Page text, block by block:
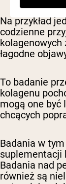
Na przykład
codzienne
kolagenowych
łagodne
To badanie
kolagenu
mogą one być
chcących
Badania w
suplementacji
Badania nad
również są